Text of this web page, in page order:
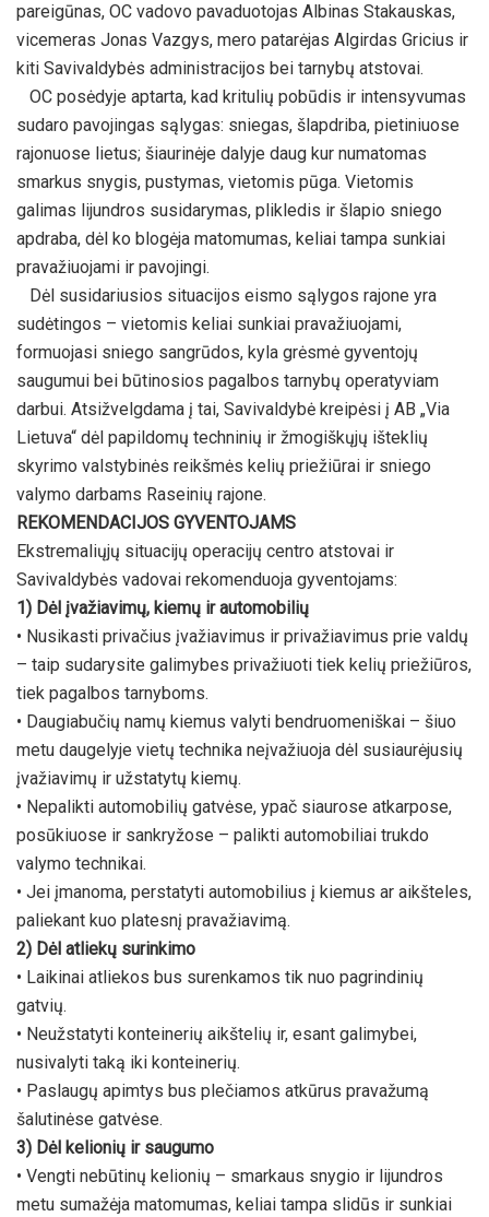
pareigūnas, OC vadovo pavaduotojas Albinas Stakauskas,
vicemeras Jonas Vazgys, mero patarėjas Algirdas Gricius ir
kiti Savivaldybės administracijos bei tarnybų atstovai.
OC posėdyje aptarta, kad kritulių pobūdis ir intensyvumas
sudaro pavojingas sąlygas: sniegas, šlapdriba, pietiniuose
rajonuose lietus; šiaurinėje dalyje daug kur numatomas
smarkus snygis, pustymas, vietomis pūga. Vietomis
galimas lijundros susidarymas, plikledis ir šlapio sniego
apdraba, dėl ko blogėja matomumas, keliai tampa sunkiai
pravažiuojami ir pavojingi.
Dėl susidariusios situacijos eismo sąlygos rajone yra
sudėtingos – vietomis keliai sunkiai pravažiuojami,
formuojasi sniego sangrūdos, kyla grėsmė gyventojų
saugumui bei būtinosios pagalbos tarnybų operatyviam
darbui. Atsižvelgdama į tai, Savivaldybė kreipėsi į AB „Via
Lietuva“ dėl papildomų techninių ir žmogiškųjų išteklių
skyrimo valstybinės reikšmės kelių priežiūrai ir sniego
valymo darbams Raseinių rajone.
REKOMENDACIJOS GYVENTOJAMS
Ekstremaliųjų situacijų operacijų centro atstovai ir
Savivaldybės vadovai rekomenduoja gyventojams:
1) Dėl įvažiavimų, kiemų ir automobilių
• Nusikasti privačius įvažiavimus ir privažiavimus prie valdų
– taip sudarysite galimybes privažiuoti tiek kelių priežiūros,
tiek pagalbos tarnyboms.
• Daugiabučių namų kiemus valyti bendruomeniškai – šiuo
metu daugelyje vietų technika neįvažiuoja dėl susiaurėjusių
įvažiavimų ir užstatytų kiemų.
• Nepalikti automobilių gatvėse, ypač siaurose atkarpose,
posūkiuose ir sankryžose – palikti automobiliai trukdo
valymo technikai.
• Jei įmanoma, perstatyti automobilius į kiemus ar aikšteles,
paliekant kuo platesnį pravažiavimą.
2) Dėl atliekų surinkimo
• Laikinai atliekos bus surenkamos tik nuo pagrindinių
gatvių.
• Neužstatyti konteinerių aikštelių ir, esant galimybei,
nusivalyti taką iki konteinerių.
• Paslaugų apimtys bus plečiamos atkūrus pravažumą
šalutinėse gatvėse.
3) Dėl kelionių ir saugumo
• Vengti nebūtinų kelionių – smarkaus snygio ir lijundros
metu sumažėja matomumas, keliai tampa slidūs ir sunkiai